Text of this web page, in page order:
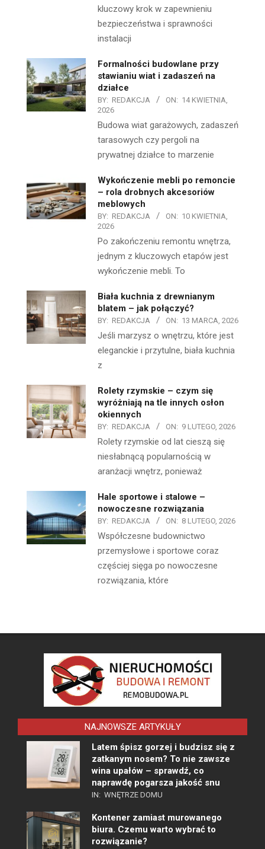
kluczowy krok w zapewnieniu
bezpieczeństwa i sprawności
instalacji
Formalności budowlane przy
stawianiu wiat i zadaszeń na
działce
BY: REDAKCJA ON: 14 KWIETNIA,
2026
Budowa wiat garażowych, zadaszeń
tarasowych czy pergoli na
prywatnej działce to marzenie
Wykończenie mebli po remoncie
– rola drobnych akcesoriów
meblowych
BY: REDAKCJA ON: 10 KWIETNIA,
2026
Po zakończeniu remontu wnętrza,
jednym z kluczowych etapów jest
wykończenie mebli. To
Biała kuchnia z drewnianym
blatem – jak połączyć?
BY: REDAKCJA ON: 13 MARCA, 2026
Jeśli marzysz o wnętrzu, które jest
eleganckie i przytulne, biała kuchnia
z
Rolety rzymskie – czym się
wyróżniają na tle innych osłon
okiennych
BY: REDAKCJA ON: 9 LUTEGO, 2026
Rolety rzymskie od lat cieszą się
niesłabnącą popularnością w
aranżacji wnętrz, ponieważ
Hale sportowe i stalowe –
nowoczesne rozwiązania
BY: REDAKCJA ON: 8 LUTEGO, 2026
Współczesne budownictwo
przemysłowe i sportowe coraz
częściej sięga po nowoczesne
rozwiązania, które
NAJNOWSZE ARTYKUŁY
Latem śpisz gorzej i budzisz się z
zatkanym nosem? To nie zawsze
wina upałów – sprawdź, co
naprawdę pogarsza jakość snu
IN: WNĘTRZE DOMU
Kontener zamiast murowanego
biura. Czemu warto wybrać to
rozwiązanie?